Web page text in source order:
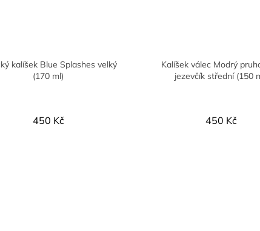
kalíšek Blue Splashes velký
(170 ml)
450 Kč
Kalíšek válec Modrý
jezevčík střední (150
450 Kč